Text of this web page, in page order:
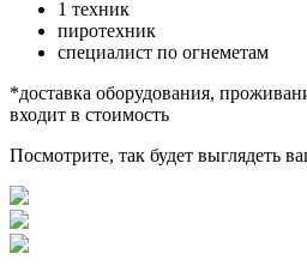
1 техник
пиротехник
специалист по огнеметам
*доставка оборудования,
входит в стоимость
Посмотрите, так будет выглядеть